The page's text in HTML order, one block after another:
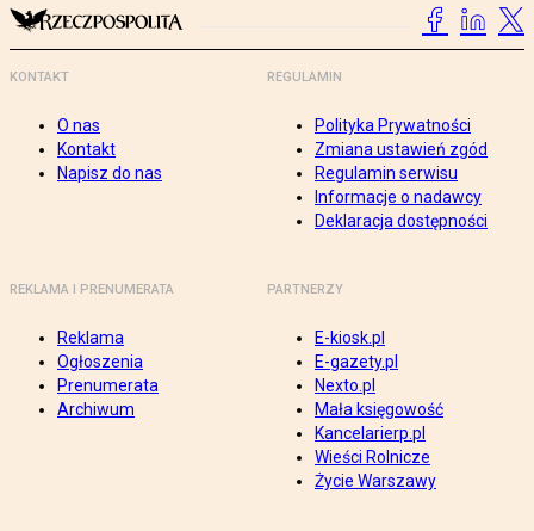
KONTAKT
O nas
Kontakt
Napisz do nas
REGULAMIN
Polityka Prywatności
Zmiana ustawień zgód
Regulamin serwisu
Informacje o nadawcy
Deklaracja dostępności
REKLAMA I PRENUMERATA
Reklama
Ogłoszenia
Prenumerata
Archiwum
PARTNERZY
E-kiosk.pl
E-gazety.pl
Nexto.pl
Mała księgowość
Kancelarierp.pl
Wieści Rolnicze
Życie Warszawy